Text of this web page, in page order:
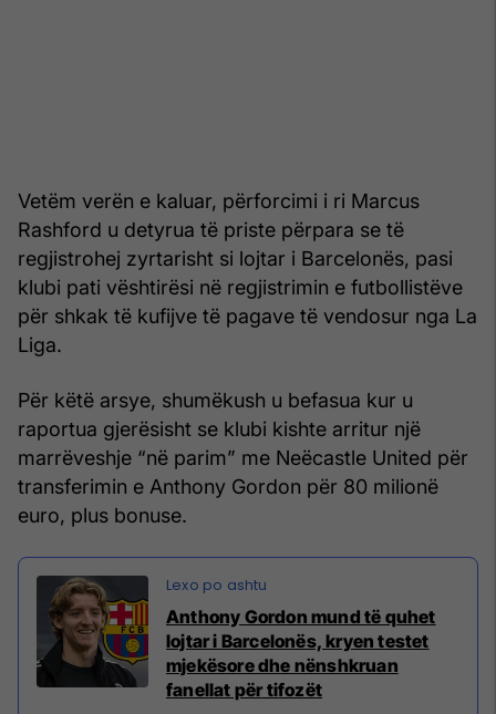
Vetëm verën e kaluar, përforcimi i ri Marcus
Rashford u detyrua të priste përpara se të
regjistrohej zyrtarisht si lojtar i Barcelonës, pasi
klubi pati vështirësi në regjistrimin e futbollistëve
për shkak të kufijve të pagave të vendosur nga La
Liga.
Për këtë arsye, shumëkush u befasua kur u
raportua gjerësisht se klubi kishte arritur një
marrëveshje “në parim” me Neëcastle United për
transferimin e Anthony Gordon për 80 milionë
euro, plus bonuse.
Anthony Gordon mund të quhet
lojtar i Barcelonës, kryen testet
mjekësore dhe nënshkruan
fanellat për tifozët